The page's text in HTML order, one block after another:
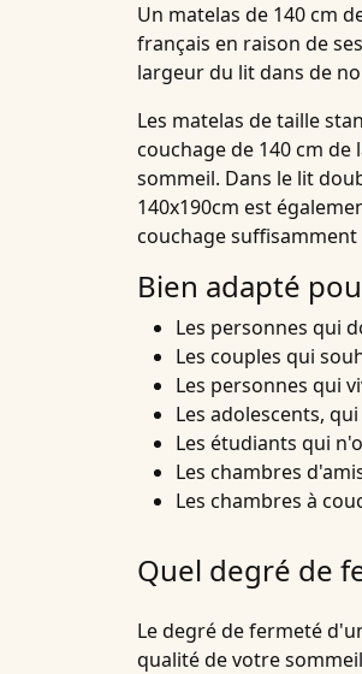
Un matelas de 140 cm
français en raison de
largeur du lit dans de
Les matelas de taille
couchage de 140 cm
sommeil. Dans le lit
140x190cm est
couchage
Bien adapté
Les personnes qui
Les couples qui
Les personnes qui
Les adolescents,
Les étudiants qui
Les chambres
Les chambres à
Quel degré de
Ledegré de fermeté
qualité de votre